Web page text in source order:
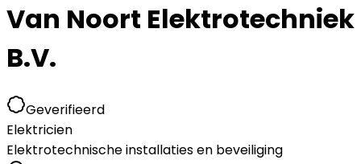
Van Noort Elektrotechniek
B.V.
Geverifieerd
Elektricien
Elektrotechnische installaties en beveiliging